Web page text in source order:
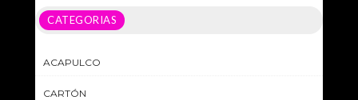
CATEGORIAS
ACAPULCO
CARTÓN